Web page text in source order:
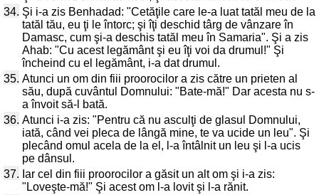
34. Şi i-a zis Benhadad: "Cetăţile care le-a luat tatăl meu de la
tatăl tău, eu ţi le întorc; şi îţi deschid târg de vânzare în
Damasc, cum şi-a deschis tatăl meu în Samaria". Şi a zis
Ahab: "Cu acest legământ şi eu îţi voi da drumul!" Şi
încheind cu el legământ, i-a dat drumul.
35. Atunci un om din fiii proorocilor a zis către un prieten al
său, după cuvântul Domnului: "Bate-mă!" Dar acesta nu s-
a învoit să-l bată.
36. Atunci i-a zis: "Pentru că nu asculţi de glasul Domnului,
iată, când vei pleca de lângă mine, te va ucide un leu". Şi
plecând omul acela de la el, l-a întâlnit un leu şi l-a ucis
pe dânsul.
37. Iar cel din fiii proorocilor a găsit un alt om şi i-a zis:
"Loveşte-mă!" Şi acest om l-a lovit şi l-a rănit.